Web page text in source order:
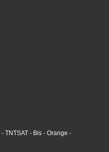
- TNTSAT - Bis - Orange -